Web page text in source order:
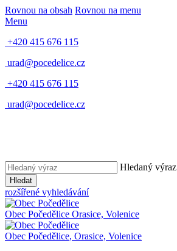
Rovnou na obsah Rovnou na menu
Menu
+420 415 676 115
urad@pocedelice.cz
+420 415 676 115
urad@pocedelice.cz
Hledaný výraz
Hledat
rozšířené vyhledávání
Obec Počedělice Orasice, Volenice
Obec Počedělice, Orasice, Volenice